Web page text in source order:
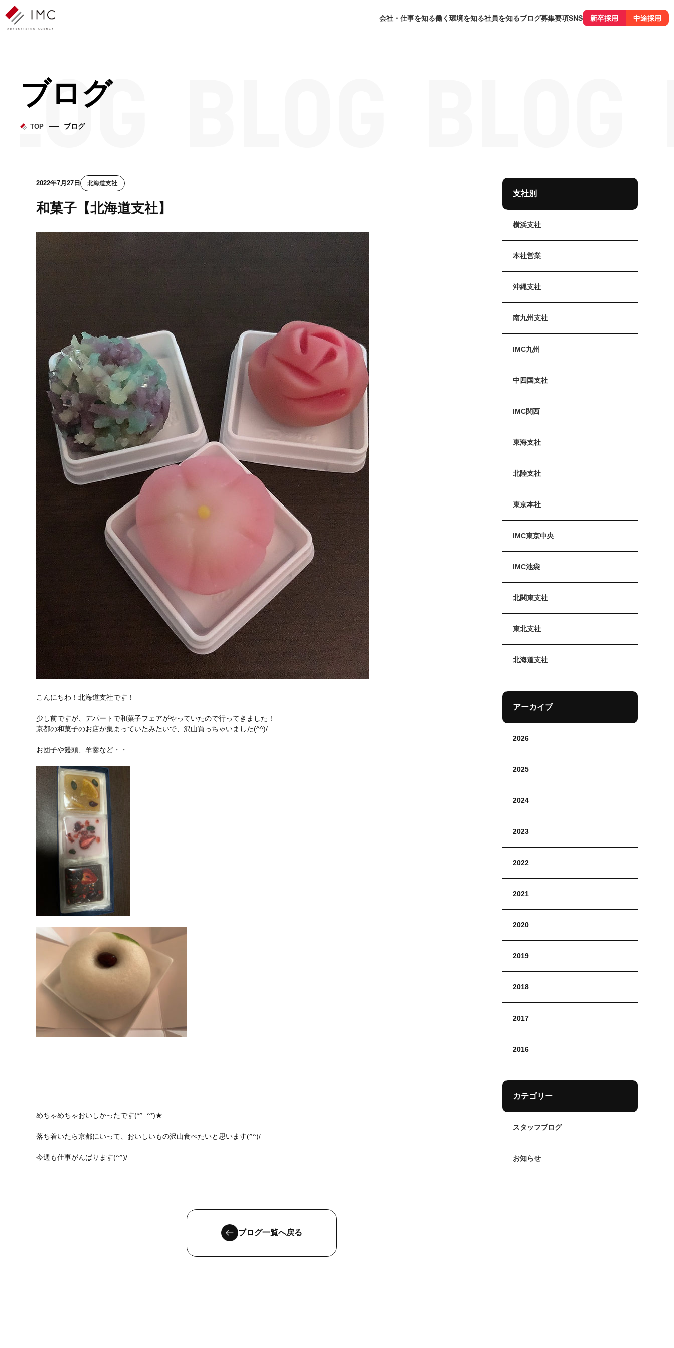
会社・仕事を知る働く環境を知る社員を知るブログ募集要項SNS 新卒採用 中途採用
ブログ
TOP ブログ
2022年7月27日 北海道支社
和菓子【北海道支社】
こんにちわ！北海道支社です！
少し前ですが、デパートで和菓子フェアがやっていたので行ってきました！
京都の和菓子のお店が集まっていたみたいで、沢山買っちゃいました(^^)/
お団子や饅頭、羊羹など・・
めちゃめちゃおいしかったです(*^_^*)★
落ち着いたら京都にいって、おいしいもの沢山食べたいと思います(^^)/
今週も仕事がんばります(^^)/
ブログ一覧へ戻る
支社別
横浜支社
本社営業
沖縄支社
南九州支社
IMC九州
中四国支社
IMC関西
東海支社
北陸支社
東京本社
IMC東京中央
IMC池袋
北関東支社
東北支社
北海道支社
アーカイブ
2026
2025
2024
2023
2022
2021
2020
2019
2018
2017
2016
カテゴリー
スタッフブログ
お知らせ